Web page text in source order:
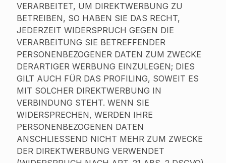
VERARBEITET, UM DIREKTWERBUNG ZU
BETREIBEN, SO HABEN SIE DAS RECHT,
JEDERZEIT WIDERSPRUCH GEGEN DIE
VERARBEITUNG SIE BETREFFENDER
PERSONENBEZOGENER DATEN ZUM ZWECKE
DERARTIGER WERBUNG EINZULEGEN; DIES
GILT AUCH FÜR DAS PROFILING, SOWEIT ES
MIT SOLCHER DIREKTWERBUNG IN
VERBINDUNG STEHT. WENN SIE
WIDERSPRECHEN, WERDEN IHRE
PERSONENBEZOGENEN DATEN
ANSCHLIESSEND NICHT MEHR ZUM ZWECKE
DER DIREKTWERBUNG VERWENDET